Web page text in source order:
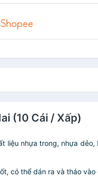
(10 Cái / Xấp)
liệu nhựa trong, nhựa
có thể dán ra và tháo